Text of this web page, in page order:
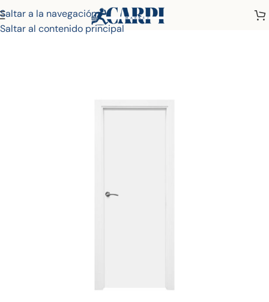
Saltar a la navegación
Saltar al contenido principal
Inicio Tienda Puertas Lacadas Puerta Lisas